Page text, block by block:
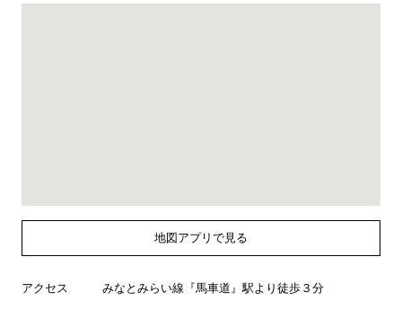
地図アプリで見る
アクセス みなとみらい線『馬車道』駅より徒歩３分